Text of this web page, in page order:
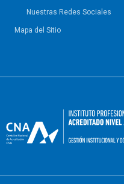
Nuestras Redes Sociales
Mapa del Sitio